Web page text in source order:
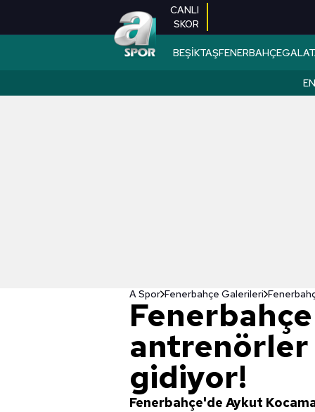
CANLI
SKOR
BEŞİKTAŞFENERBAHÇE
A Spor Fenerbahçe Galerileri
antrenörler
gidiyor!
Fenerbahçe'de Aykut